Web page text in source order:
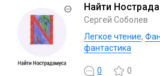
Найти
Сергей Соболев
Легкое чтение,
фантастика
0 0